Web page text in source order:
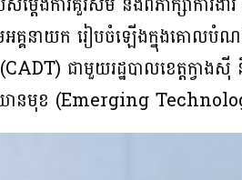
មអគ្គនាយក រៀបចំឡើងក្នុងគោលបំ
ជាមួយរដ្ឋបាលខេត្តក្វាងស៊ី
ឈានមុខ (Emerging